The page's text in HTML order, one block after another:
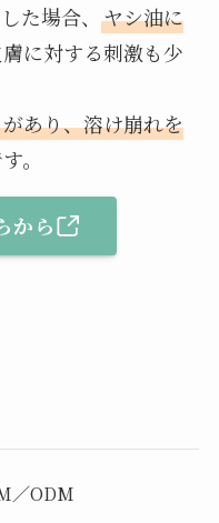
た場合、 ヤシ油に
に対する刺激も少
あり、溶け崩れを
。
から
／ODM